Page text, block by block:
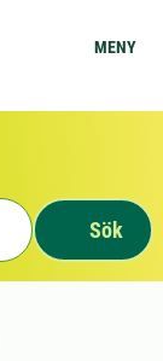
MENY
Sök